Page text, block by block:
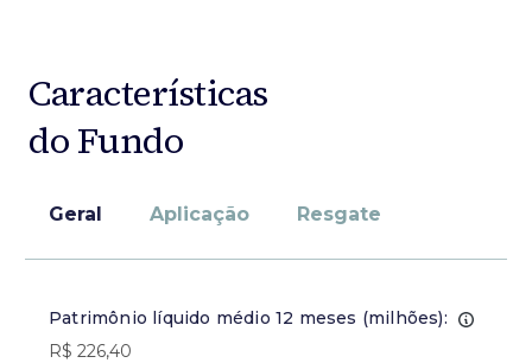
Características
do Fundo
Geral Aplicação Resgate
Patrimônio líquido médio 12 meses (milhões):
R$ 226,40